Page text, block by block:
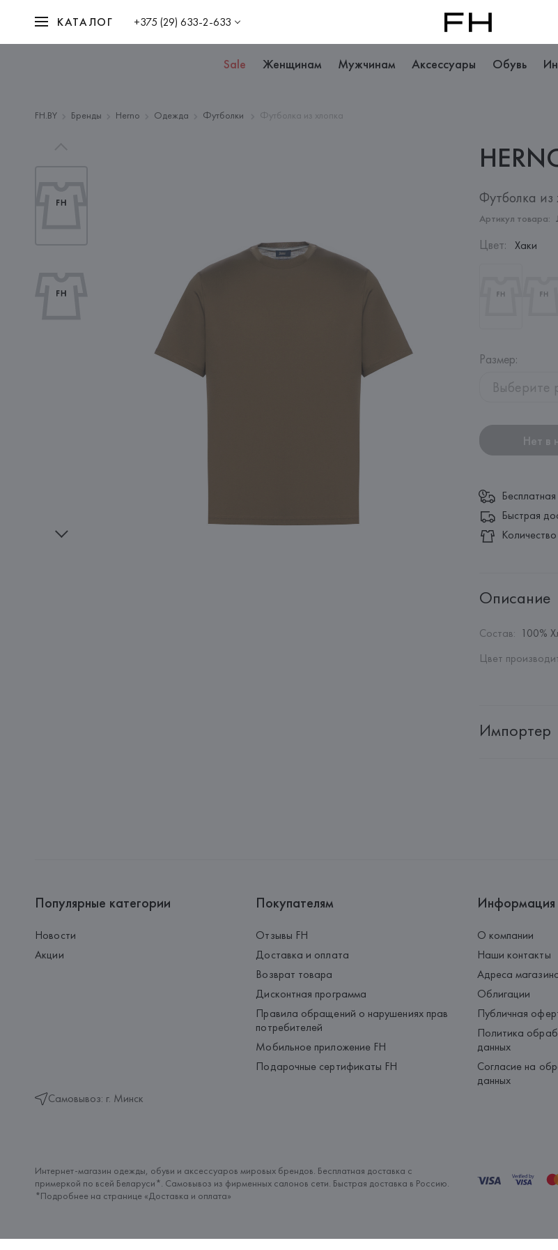
КАТАЛОГ +375 (29) 633-2-633
Sale Женщинам Мужчинам Аксессуары Обувь
FH.BY Бренды Herno Одежда Футболки Футболка из хлопка
Футболка из
Артикул товара:
Цвет: Хаки
Размер:
Выберите
Нет в
Быстрая
Описание
Состав: 100%
Цвет
Импортер
Популярные категории
Новости
Акции
Самовывоз: г. Минск
Покупателям
Отзывы FH
Доставка и оплата
Возврат товара
Дисконтная программа
Правила обращений о нарушениях прав
потребителей
Мобильное приложение FH
Подарочные сертификаты FH
Информация
О компании
Наши контакты
Адреса
Облигации
Публичная
Политика
данных
Согласие на
данных
Интернет-магазин одежды, обуви и аксессуаров мировых брендов. Бесплатная доставка с
примеркой по всей Беларуси*. Самовывоз из фирменных салонов сети. Быстрая доставка в Россию.
*Подробнее на странице «Доставка и оплата»